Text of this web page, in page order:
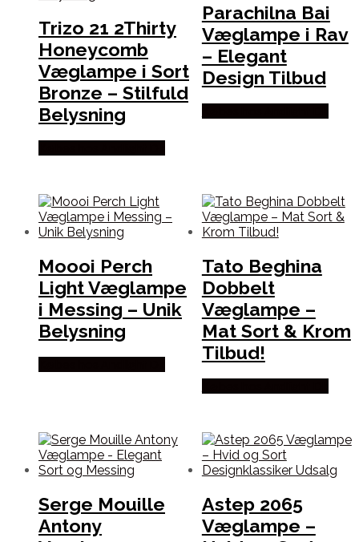
Trizo 21 2Thirty
Honeycomb
Væglampe i Sort
Bronze – Stilfuld
Belysning
Parachilna Bai
Væglampe i Rav
– Elegant
Design Tilbud
Moooi Perch
Light Væglampe
i Messing – Unik
Belysning
Tato Beghina
Dobbelt
Væglampe –
Mat Sort & Krom
Tilbud!
Serge Mouille
Antony
Astep 2065
Væglampe –